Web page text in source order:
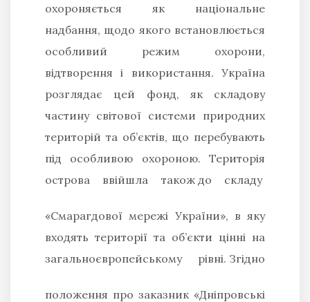
охороняється як національне
надбання, щодо якого встановлюється
особливий режим охорони,
відтворення і використання. Україна
розглядає цей фонд, як складову
частину світової системи природних
територій та об’єктів, що перебувають
під особливою охороною. Територія
острова ввійшла також до складу
«Смарагдової мережі України», в яку
входять території та об’єкти цінні на
загальноєвропейському рівні. Згідно
положення про заказник «Дніпровські